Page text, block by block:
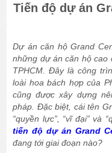
Tiến độ dự án
Dự án căn hộ Grand
những dự án căn hộ cao
TPHCM. Đây là công
loài hoa bách hợp của
cũng được xây dựng
pháp. Đặc biệt, cái tên
“quyền lực”, “vĩ đại” và
tiến độ dự án Grand
đang tới giai đoạn nào?